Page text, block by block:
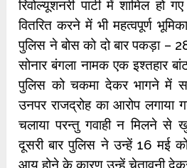
रिवोल्यूशनरी पार्टी में शामिल हो
वितरित करने में भी महत्वपूर्ण
पुलिस ने बोस को दो बार पकड़ा –
सोनार बंगला नामक एक इश्तहार
पुलिस को चकमा देकर भागने में
उनपर राजद्रोह का आरोप लगाया
चलाया परन्तु गवाही न मिलने से
दूसरी बार पुलिस ने उन्हें 16 मई
आयु होने के कारण उन्हें चेतावनी